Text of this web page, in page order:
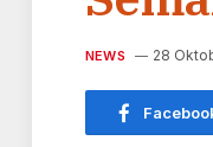
NEWS 28